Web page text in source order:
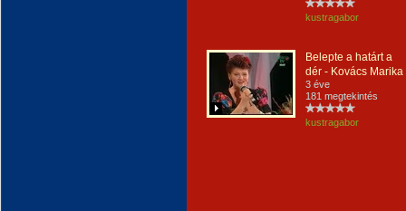
kustragabor
Belepte a határt a
dér - Kovács Marika
3 éve
181 megtekintés
kustragabor